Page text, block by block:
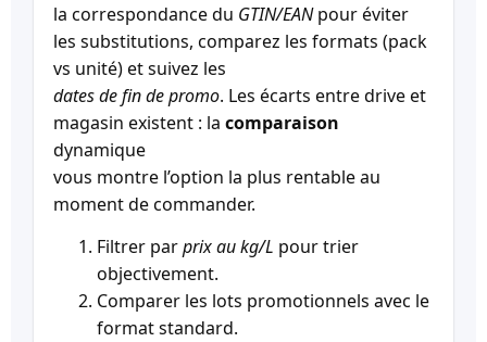
la correspondance du GTIN/EANpour éviter
les substitutions, comparez les formats (pack
vs unité) et suivez les
dates de fin de promo. Les écarts entre drive et
magasin existent : la comparaison
dynamique
vous montre l’option la plus rentable au
moment de commander.
Filtrer parprix au kg/L pour trier
objectivement.
Comparer les lots promotionnels avec le
format standard.